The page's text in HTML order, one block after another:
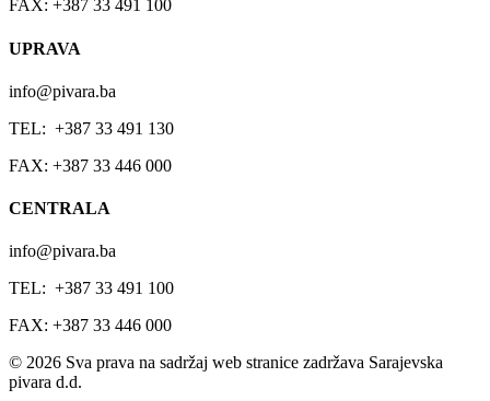
FAX: +387 33 491 100
UPRAVA
info@pivara.ba
TEL: +387 33 491 130
FAX: +387 33 446 000
CENTRALA
info@pivara.ba
TEL: +387 33 491 100
FAX: +387 33 446 000
© 2026 Sva prava na sadržaj web stranice zadržava Sarajevska
pivara d.d.